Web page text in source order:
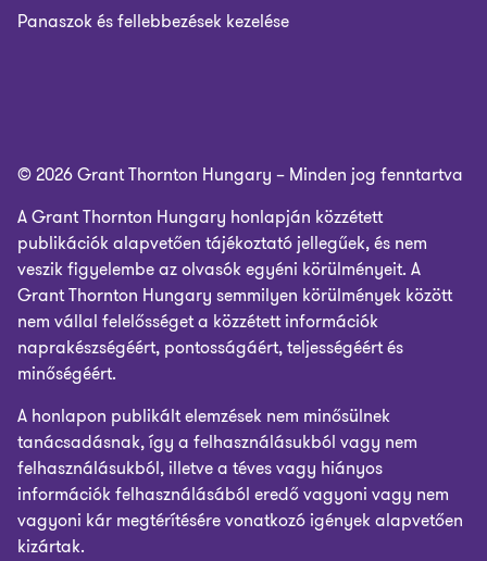
Panaszok és fellebbezések kezelése
© 2026 Grant Thornton Hungary – Minden jog fenntartva
A Grant Thornton Hungary honlapján közzétett
publikációk alapvetően tájékoztató jellegűek, és nem
veszik figyelembe az olvasók egyéni körülményeit. A
Grant Thornton Hungary semmilyen körülmények között
nem vállal felelősséget a közzétett információk
naprakészségéért, pontosságáért, teljességéért és
minőségéért.
A honlapon publikált elemzések nem minősülnek
tanácsadásnak, így a felhasználásukból vagy nem
felhasználásukból, illetve a téves vagy hiányos
információk felhasználásából eredő vagyoni vagy nem
vagyoni kár megtérítésére vonatkozó igények alapvetően
kizártak.